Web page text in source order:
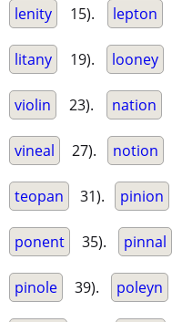
lenity 15). lepton
litany 19). looney
violin 23). nation
vineal 27). notion
teopan 31). pinion
ponent 35). pinnal
pinole 39). poleyn